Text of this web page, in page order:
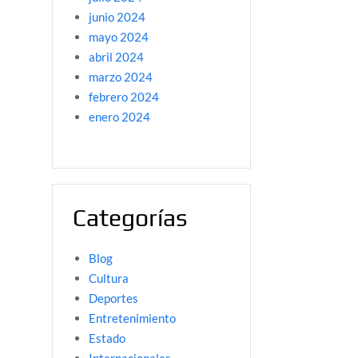
junio 2024
mayo 2024
abril 2024
marzo 2024
febrero 2024
enero 2024
Categorías
Blog
Cultura
Deportes
Entretenimiento
Estado